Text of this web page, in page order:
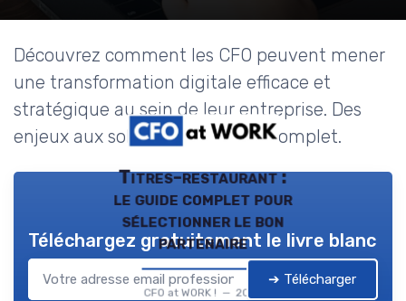
Découvrez comment les CFO peuvent mener
une transformation digitale efficace et
stratégique au sein de leur entreprise. Des
enjeux aux solutions, un guide complet.
Titres-restaurant :
le guide complet pour
sélectionner le bon
partenaire
CFO at WORK ! — 2026
Téléchargez gratuitement le livre blanc
➔ Télécharger